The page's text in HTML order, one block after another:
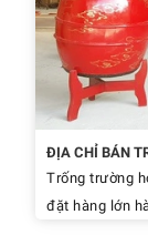
ĐỊA CHỈ BÁN
Trống trường
đặt hàng lớn